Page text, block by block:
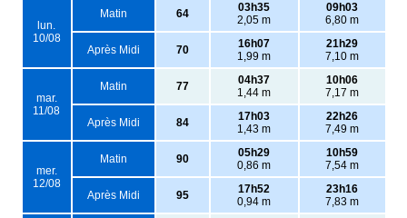
lun.
10/08
Matin 64
03h35
2,05 m
09h03
6,80 m
Après Midi 70
16h07
1,99 m
21h29
7,10 m
mar.
11/08
Matin 77
04h37
1,44 m
10h06
7,17 m
Après Midi 84
17h03
1,43 m
22h26
7,49 m
mer.
12/08
Matin 90
05h29
0,86 m
10h59
7,54 m
Après Midi 95
17h52
0,94 m
23h16
7,83 m